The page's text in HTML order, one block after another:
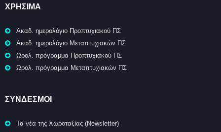
ΧΡΉΣΙΜΑ
Ακαδ. ημερολόγιο Προπτυχιακού ΠΣ
Ακαδ. ημερολόγιο Μεταπτυχιακών ΠΣ
Ωρολ. πρόγραμμα Προπτυχιακού ΠΣ
Ωρολ. πρόγραμμα Μεταπτυχιακών ΠΣ
ΣΥΝΔΕΣΜΟΙ
Τα νέα της Χωροταξίας (Newsletter)